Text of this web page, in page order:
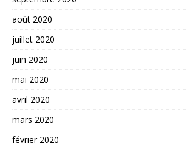
août 2020
juillet 2020
juin 2020
mai 2020
avril 2020
mars 2020
février 2020